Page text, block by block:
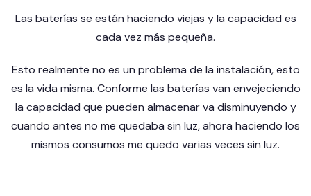
Las baterías se están haciendo viejas y la capacidad es
cada vez más pequeña.
Esto realmente no es un problema de la instalación, esto
es la vida misma. Conforme las baterías van envejeciendo
la capacidad que pueden almacenar va disminuyendo y
cuando antes no me quedaba sin luz, ahora haciendo los
mismos consumos me quedo varias veces sin luz.